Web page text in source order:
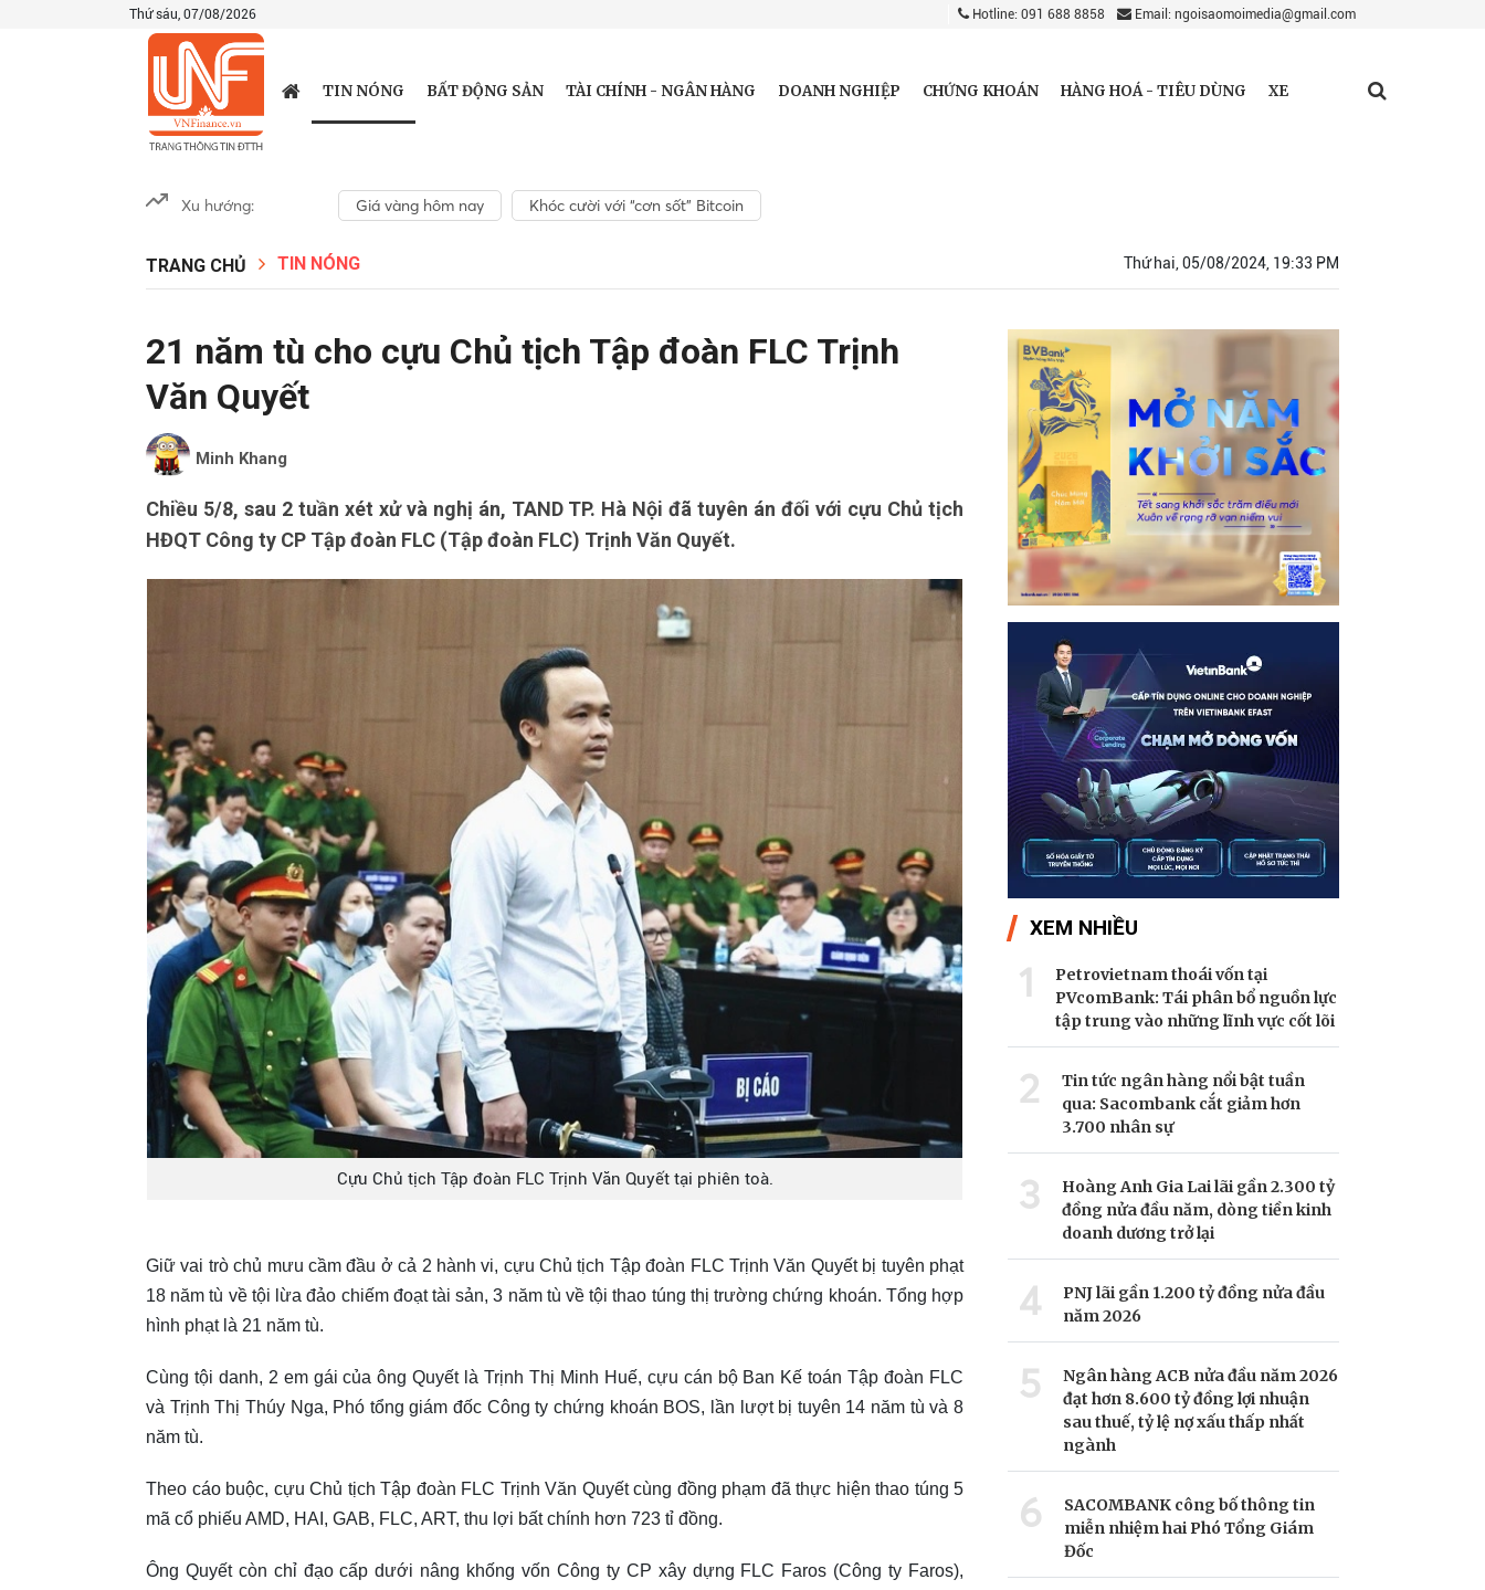
Thứ sáu, 07/08/2026 Hotline: 091 688 8858 Email: ngoisaomoimedia@gmail.com
TIN NÓNG BẤT ĐỘNG SẢN TÀI CHÍNH - NGÂN HÀNG DOANH NGHIỆP CHỨNG KHOÁN HÀNG HOÁ - TIÊU DÙNG XE
Xu hướng: Giá vàng hôm nay Khóc cười với “cơn sốt” Bitcoin
TRANG CHỦ TIN NÓNG Thứ hai, 05/08/2024, 19:33 PM
21 năm tù cho cựu Chủ tịch Tập đoàn FLC Trịnh
Văn Quyết
Minh Khang
Chiều 5/8, sau 2 tuần xét xử và nghị án, TAND TP. Hà Nội đã tuyên án đối với cựu Chủ tịch
HĐQT Công ty CP Tập đoàn FLC (Tập đoàn FLC) Trịnh Văn Quyết.
Cựu Chủ tịch Tập đoàn FLC Trịnh Văn Quyết tại phiên toà.
Giữ vai trò chủ mưu cầm đầu ở cả 2 hành vi, cựu Chủ tịch Tập đoàn FLC Trịnh Văn Quyết bị tuyên phạt
18 năm tù về tội lừa đảo chiếm đoạt tài sản, 3 năm tù về tội thao túng thị trường chứng khoán. Tổng hợp
hình phạt là 21 năm tù.
Cùng tội danh, 2 em gái của ông Quyết là Trịnh Thị Minh Huế, cựu cán bộ Ban Kế toán Tập đoàn FLC
và Trịnh Thị Thúy Nga, Phó tổng giám đốc Công ty chứng khoán BOS, lần lượt bị tuyên 14 năm tù và 8
năm tù.
Theo cáo buộc, cựu Chủ tịch Tập đoàn FLC Trịnh Văn Quyết cùng đồng phạm đã thực hiện thao túng 5
mã cổ phiếu AMD, HAI, GAB, FLC, ART, thu lợi bất chính hơn 723 tỉ đồng.
Ông Quyết còn chỉ đạo cấp dưới nâng khống vốn Công ty CP xây dựng FLC Faros (Công ty Faros),
XEM NHIỀU
1
Petrovietnam thoái vốn tại
PVcomBank: Tái phân bổ nguồn lực
tập trung vào những lĩnh vực cốt lõi
2
Tin tức ngân hàng nổi bật tuần
qua: Sacombank cắt giảm hơn
3.700 nhân sự
3
Hoàng Anh Gia Lai lãi gần 2.300 tỷ
đồng nửa đầu năm, dòng tiền kinh
doanh dương trở lại
4
PNJ lãi gần 1.200 tỷ đồng nửa đầu
năm 2026
5
Ngân hàng ACB nửa đầu năm 2026
đạt hơn 8.600 tỷ đồng lợi nhuận
sau thuế, tỷ lệ nợ xấu thấp nhất
ngành
6
SACOMBANK công bố thông tin
miễn nhiệm hai Phó Tổng Giám
Đốc